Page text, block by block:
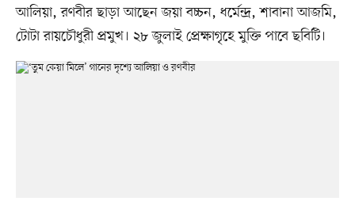
আলিয়া, রণবীর ছাড়া আছেন জয়া বচ্চন, ধর্মেন্দ্র, শাবানা আজমি,
টোটা রায়চৌধুরী প্রমুখ। ২৮ জুলাই প্রেক্ষাগৃহে মুক্তি পাবে ছবিটি।